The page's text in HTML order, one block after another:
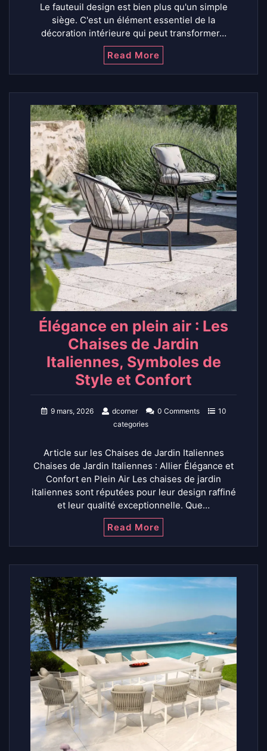
Le fauteuil design est bien plus qu'un simple
siège. C'est un élément essentiel de la
décoration intérieure qui peut transformer…
Read More
Élégance en plein air : Les
Chaises de Jardin
Italiennes, Symboles de
Style et Confort
9 mars, 2026 dcorner 0 Comments
10
categories
Article sur les Chaises de Jardin Italiennes
Chaises de Jardin Italiennes : Allier Élégance et
Confort en Plein Air Les chaises de jardin
italiennes sont réputées pour leur design raffiné
et leur qualité exceptionnelle. Que…
Read More